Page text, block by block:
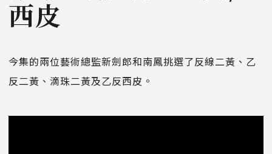
西皮
今集的兩位藝術總監新劍郎和南鳳挑選了反線二黃、乙
反二黃、滴珠二黃及乙反西皮。